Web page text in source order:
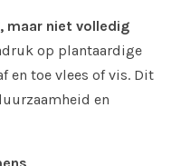
maar niet volledig
op plantaardige
en toe vlees of vis. Dit
en